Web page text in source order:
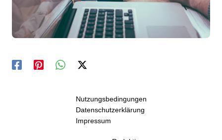
Nutzungsbedingungen
Datenschutzerklärung
Impressum